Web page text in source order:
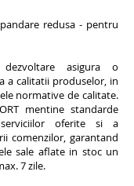
redusa - pentru
asigura o
a calitatii produselor, in
normative de calitate.
mentine standarde
oferite si a
comenzilor, garantand
sale aflate in stoc un
7 zile.